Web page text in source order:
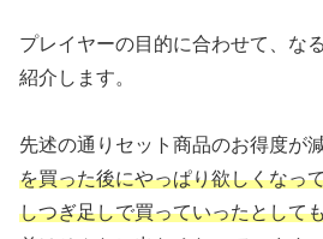
プレイヤーの目的に合わせて、な
紹介します。
先述の通りセット商品のお得度が
を買った後にやっぱり欲しくなっ
しつぎ足しで買っていったとして